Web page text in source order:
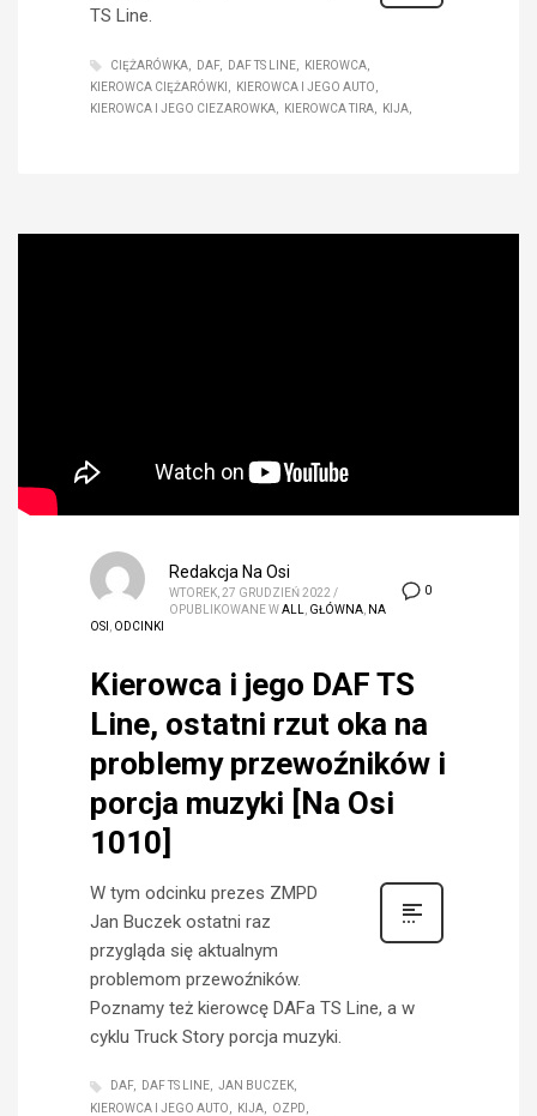
TS Line.
CIĘŻARÓWKA DAF DAF TS LINE
KIEROWCA
KIEROWCA CIĘŻARÓWKI
KIEROWCA I JEGO AUTO
KIEROWCA I JEGO CIEZAROWKA
KIEROWCA TIRA KIJA
0
Redakcja Na Osi
WTOREK, 27 GRUDZIEŃ 2022 /
OPUBLIKOWANE WALL, GŁÓWNA, NA
OSI , ODCINKI
Kierowca i jego DAF TS
Line, ostatni rzut oka na
problemy przewoźników i
porcja muzyki [Na Osi
1010]
W tym odcinku prezes ZMPD
Jan Buczek ostatni raz
przygląda się aktualnym
problemom przewoźników.
Poznamy też kierowcę DAFa TS Line, a w
cyklu Truck Story porcja muzyki.
DAF DAF TS LINE
JAN BUCZEK
KIEROWCA I JEGO AUTO
KIJA
OZPD